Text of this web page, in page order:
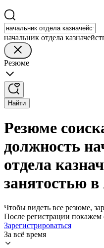
начальник отдела
Резюме
Найти
Резюме
должность
отдела
занятостью в
Чтобы видеть все резюме,
После регистрации
Зарегистрироваться
За всё время